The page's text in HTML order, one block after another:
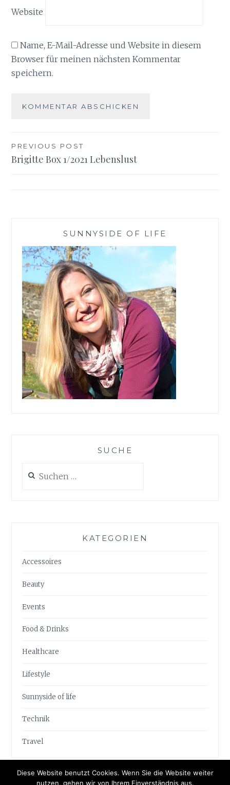
Website
Name, E-Mail-Adresse und Website in diesem
Browser für meinen nächsten Kommentar
speichern.
Beitragsnavigation
PREVIOUS POST
Brigitte Box 1/2021 Lebenslust
SUNNYSIDE OF LIFE
SUCHE
nach:
KATEGORIEN
Accessoires
Beauty
Events
Food & Drinks
Healthcare
Lifestyle
Sunnyside of life
Technik
Travel
Diese Website benutzt Cookies. Wenn Sie die Website weiter
nutzen, gehen wir von Ihrem Einverständnis aus.